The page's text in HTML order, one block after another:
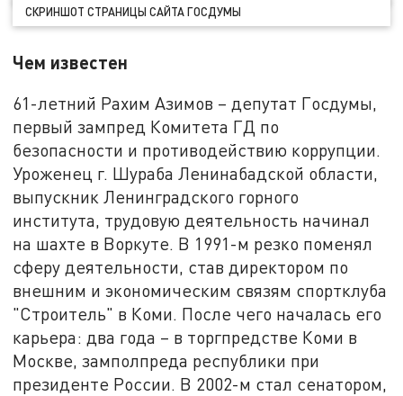
СКРИНШОТ СТРАНИЦЫ САЙТА ГОСДУМЫ
Чем известен
61-летний Рахим Азимов – депутат Госдумы,
первый зампред Комитета ГД по
безопасности и противодействию коррупции.
Уроженец г. Шураба Ленинабадской области,
выпускник Ленинградского горного
института, трудовую деятельность начинал
на шахте в Воркуте. В 1991-м резко поменял
сферу деятельности, став директором по
внешним и экономическим связям спортклуба
"Строитель" в Коми. После чего началась его
карьера: два года – в торгпредстве Коми в
Москве, замполпреда республики при
президенте России. В 2002-м стал сенатором,